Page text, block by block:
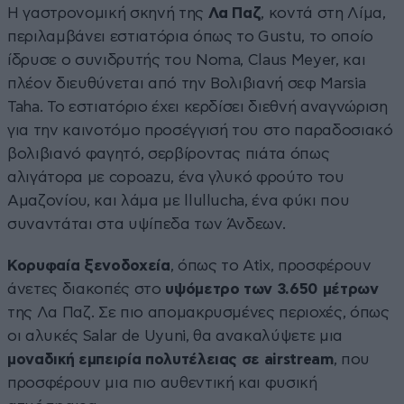
Η γαστρονομική σκηνή της Λα Παζ, κοντά στη Λίμα,
περιλαμβάνει εστιατόρια όπως το Gustu, το οποίο
ίδρυσε ο συνιδρυτής του Noma, Claus Meyer, και
πλέον διευθύνεται από την Βολιβιανή σεφ Marsia
Taha. Το εστιατόριο έχει κερδίσει διεθνή αναγνώριση
για την καινοτόμο προσέγγισή του στο παραδοσιακό
βολιβιανό φαγητό, σερβίροντας πιάτα όπως
αλιγάτορα με copoazu, ένα γλυκό φρούτο του
Αμαζονίου, και λάμα με llullucha, ένα φύκι που
συναντάται στα υψίπεδα των Άνδεων.
Κορυφαία ξενοδοχεία, όπως το Atix, προσφέρουν
άνετες διακοπές στο υψόμετρο των 3.650 μέτρων
της Λα Παζ. Σε πιο απομακρυσμένες περιοχές, όπως
οι αλυκές Salar de Uyuni, θα ανακαλύψετε μια
μοναδική εμπειρία πολυτέλειας σε airstream, που
προσφέρουν μια πιο αυθεντική και φυσική